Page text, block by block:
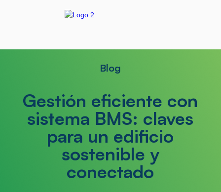
Blog
Gestión eficiente con
sistema BMS: claves
para un edificio
sostenible y
conectado